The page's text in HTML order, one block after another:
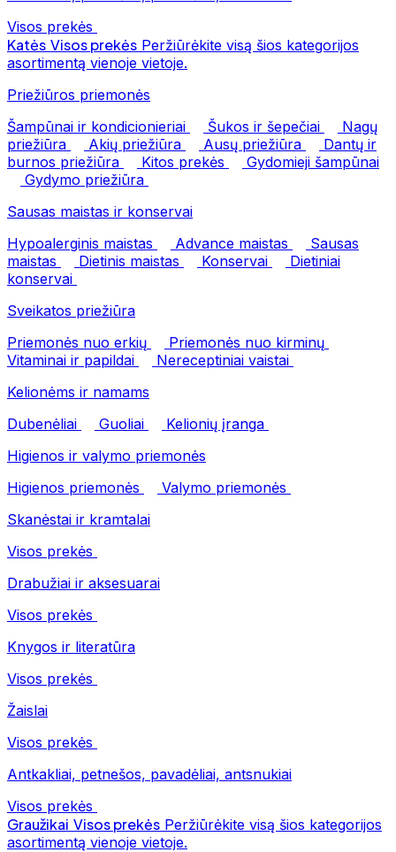
Visos prekės
Katės Visos prekės Peržiūrėkite visą šios kategorijos
asortimentą vienoje vietoje.
Priežiūros priemonės
Šampūnai ir kondicionieriai
Šukos ir šepečiai
Nagų
priežiūra
Akių priežiūra Ausų priežiūra
Dantų ir
burnos priežiūra
Kitos prekės
Gydomieji šampūnai
Gydymo priežiūra
Sausas maistas ir konservai
Hypoalerginis maistas
Advance maistas
Sausas
maistas
Dietinis maistas Konservai
Dietiniai
konservai
Sveikatos priežiūra
Priemonės nuo erkių
Priemonės nuo kirminų
Vitaminai ir papildai
Nereceptiniai vaistai
Kelionėms ir namams
Dubenėliai
Guoliai
Kelionių įranga
Higienos ir valymo priemonės
Higienos priemonės
Valymo priemonės
Skanėstai ir kramtalai
Visos prekės
Drabužiai ir aksesuarai
Visos prekės
Knygos ir literatūra
Visos prekės
Žaislai
Visos prekės
Antkakliai, petnešos, pavadėliai, antsnukiai
Visos prekės
Graužikai Visos prekės Peržiūrėkite visą šios kategorijos
asortimentą vienoje vietoje.